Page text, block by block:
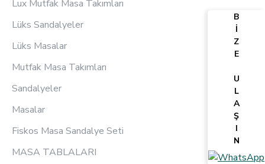
Lux Mutfak Masa Takımları
Lüks Sandalyeler
Lüks Masalar
Mutfak Masa Takımları
Sandalyeler
Masalar
Fiskos Masa Sandalye Seti
MASA TABLALARI
B
İ
Z
E
U
L
A
Ş
I
N